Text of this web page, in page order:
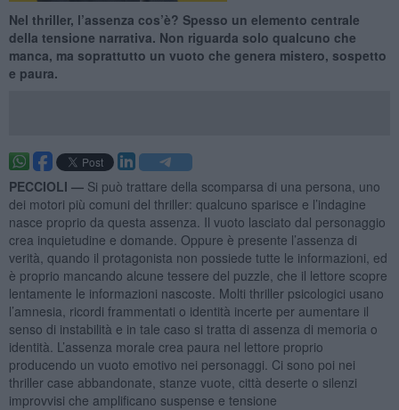
Nel thriller, l’assenza cos’è? Spesso un elemento centrale
della tensione narrativa. Non riguarda solo qualcuno che
manca, ma soprattutto un vuoto che genera mistero, sospetto
e paura.
PECCIOLI — Si può trattare della scomparsa di una persona, uno
dei motori più comuni del thriller: qualcuno sparisce e l’indagine
nasce proprio da questa assenza. Il vuoto lasciato dal personaggio
crea inquietudine e domande. Oppure è presente l’assenza di
verità, quando il protagonista non possiede tutte le informazioni, ed
è proprio mancando alcune tessere del puzzle, che il lettore scopre
lentamente le informazioni nascoste. Molti thriller psicologici usano
l’amnesia, ricordi frammentati o identità incerte per aumentare il
senso di instabilità e in tale caso si tratta di assenza di memoria o
identità. L’assenza morale crea paura nel lettore proprio
producendo un vuoto emotivo nei personaggi. Ci sono poi nei
thriller case abbandonate, stanze vuote, città deserte o silenzi
improvvisi che amplificano suspense e tensione